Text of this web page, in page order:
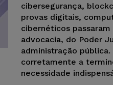
cibersegurança,
provas digitais,
cibernéticos
advocacia, do Poder
administração
corretamente a
necessidade